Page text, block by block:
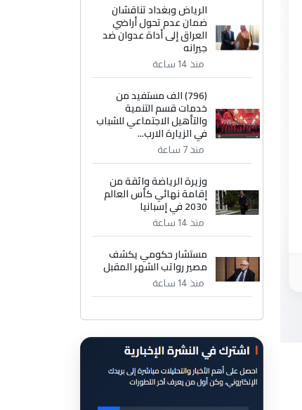
الرياض وبغداد تناقشان
ضمان عدم تحول أراضي
العراق إلى أداة عدوان ضد
جيرانه
منذ 14 ساعة
(796) الف مستفيد من
خدمات قسم التنمية
والتأهيل الاجتماعي للشباب
في الزيارة الارب...
منذ 7 ساعة
وزيرة الرياضة واثقة من
إقامة نهائي كأس العالم
2030 في إسبانيا
منذ 14 ساعة
مستشار حكومي يكشف
مصير رواتب الشهر المقبل
منذ 14 ساعة